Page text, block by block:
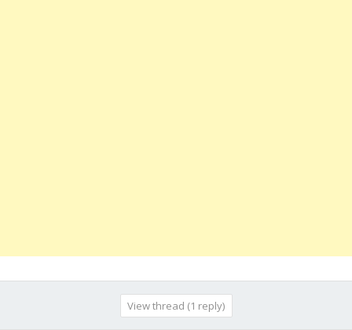
View thread (1 reply)